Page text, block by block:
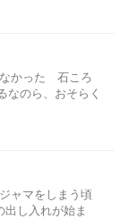
かった 石ころ
のら、おそらく
ャマをしまう頃
し入れが始ま